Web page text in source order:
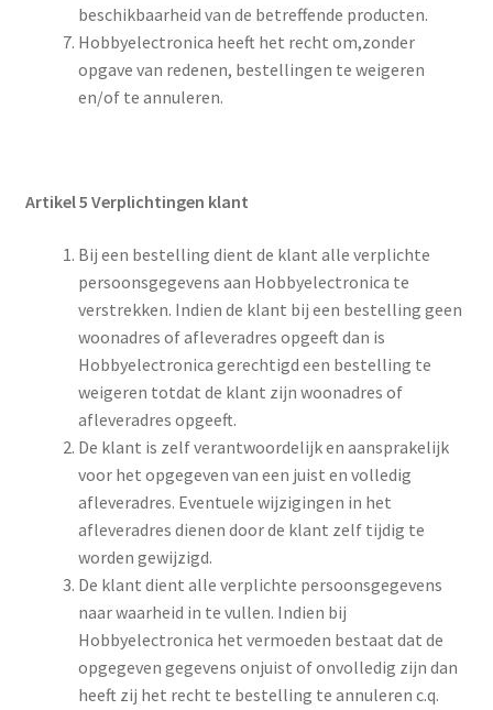
beschikbaarheid van de betreffende producten.
Hobbyelectronica heeft het recht om,zonder
opgave van redenen, bestellingen te weigeren
en/of te annuleren.
Artikel 5 Verplichtingen klant
Bij een bestelling dient de klant alle verplichte
persoonsgegevens aan Hobbyelectronica te
verstrekken. Indien de klant bij een bestelling geen
woonadres of afleveradres opgeeft dan is
Hobbyelectronica gerechtigd een bestelling te
weigeren totdat de klant zijn woonadres of
afleveradres opgeeft.
De klant is zelf verantwoordelijk en aansprakelijk
voor het opgegeven van een juist en volledig
afleveradres. Eventuele wijzigingen in het
afleveradres dienen door de klant zelf tijdig te
worden gewijzigd.
De klant dient alle verplichte persoonsgegevens
naar waarheid in te vullen. Indien bij
Hobbyelectronica het vermoeden bestaat dat de
opgegeven gegevens onjuist of onvolledig zijn dan
heeft zij het recht te bestelling te annuleren c.q.